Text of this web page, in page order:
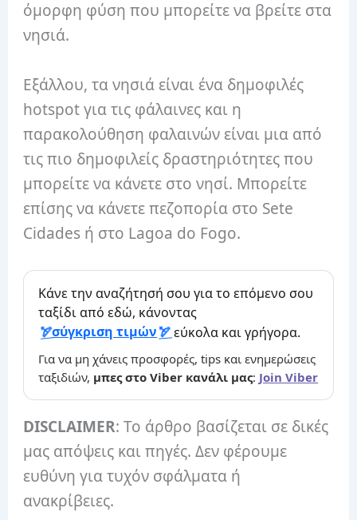
όμορφη φύση που μπορείτε να βρείτε στα
νησιά.
Εξάλλου, τα νησιά είναι ένα δημοφιλές
hotspot για τις φάλαινες και η
παρακολούθηση φαλαινών είναι μια από
τις πιο δημοφιλείς δραστηριότητες που
μπορείτε να κάνετε στο νησί. Μπορείτε
επίσης να κάνετε πεζοπορία στο Sete
Cidades ή στο Lagoa do Fogo.
Κάνε την αναζήτησή σου για το επόμενο σου
ταξίδι από εδώ, κάνοντας
σύγκριση τιμών
εύκολα και γρήγορα.
Για να μη χάνεις προσφορές, tips και ενημερώσεις
ταξιδιών, μπες στο Viber κανάλι μας: Join Viber
DISCLAIMER: Το άρθρο βασίζεται σε δικές
μας απόψεις και πηγές. Δεν φέρουμε
ευθύνη για τυχόν σφάλματα ή
ανακρίβειες.